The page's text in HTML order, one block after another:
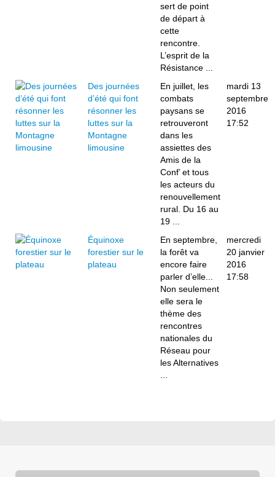
sert de point
de départ à
cette
rencontre.
L’esprit de la
Résistance ...
Des journées
d’été qui font
résonner les
luttes sur la
Montagne
limousine
En juillet, les
combats
paysans se
retrouveront
dans les
assiettes des
Amis de la
Conf’ et tous
les acteurs du
renouvellement
rural. Du 16 au
19 ...
mardi 13
septembre
2016
17:52
Équinoxe
forestier sur le
plateau
En septembre,
la forêt va
encore faire
parler d’elle...
Non seulement
elle sera le
thème des
rencontres
nationales du
Réseau pour
les Alternatives
mercredi
20 janvier
2016
17:58